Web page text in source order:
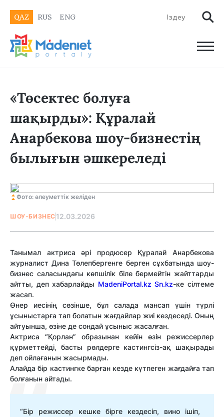
QAZ RUS ENG
«Төсектес болуға
шақырды»: Құралай
Анарбекова шоу-бизнестің
былығын әшкереледі
Фото: әлеуметтік желіден
ШОУ-БИЗНЕС 12.03.2026
Танымал актриса әрі продюсер Құралай Анарбекова
журналист Дина Төлепбергенге берген сұхбатында шоу-
бизнес саласындағы көпшілік біле бермейтін жайттарды
айтты, деп хабарлайды MadeniPortal.kz Sn.kz-ке сілтеме
жасап.
Өнер иесінің сөзінше, бұл салада мансап үшін түрлі
ұсыныстарға тап болатын жағдайлар жиі кездеседі. Оның
айтуынша, өзіне де сондай ұсыныс жасалған.
Актриса “Қорлан” образынан кейін өзін режиссерлер
құрметтейді, басты рөлдерге кастингсіз-ақ шақырады
деп ойлағанын жасырмады.
Алайда бір кастингке барған кезде күтпеген жағдайға тап
болғанын айтады.
“Бір режиссер кешке бірге кездесіп, вино ішіп,